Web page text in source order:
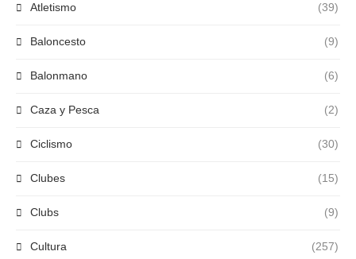
Atletismo (39)
Baloncesto (9)
Balonmano (6)
Caza y Pesca (2)
Ciclismo (30)
Clubes (15)
Clubs (9)
Cultura (257)